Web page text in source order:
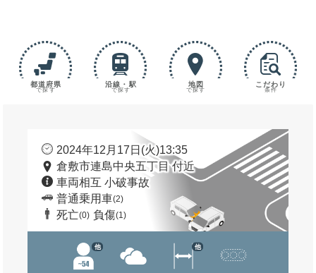
都道府県
で探す
沿線・駅
で探す
地図
で探す
こだわり
条件
2024年12月17日(火)13:35
倉敷市連島中央五丁目 付近
車両相互 小破事故
普通乗用車(2)
死亡(0) 負傷(1)
他 他